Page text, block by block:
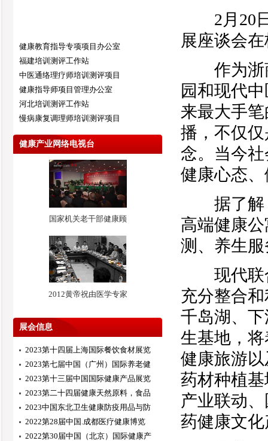
健康教育指导专项项目办公室
福建培训测评工作站
中医通络理疗师培训测评项目
健康指导师项目管理办公室
河北培训测评工作站
慢病康复调理师培训测评项目
健康产业网络电视台
国家机关老干部健康顾
2012黄帝祝由医学专家
展会信息
2023第十四届上海国际餐饮食材展览
2023第七届中国（广州）国际养老健
2023第十三届中国国际健康产品展览
2023第二十四届健康天然原料，食品
2023中国东北卫生健康防疫用品与防
2022第28届中国.成都医疗健康博览
2022第30届中国（北京）国际健康产
2月20日
展座谈会
作为浙商
园和现代
来最大手
播，不仅
念。当今
健康心态
据了解，
高端健康
测、养生
现代联合
充分整合
千岛湖、
生基地，
健康旅游
药材种植
产业联动
药健康文